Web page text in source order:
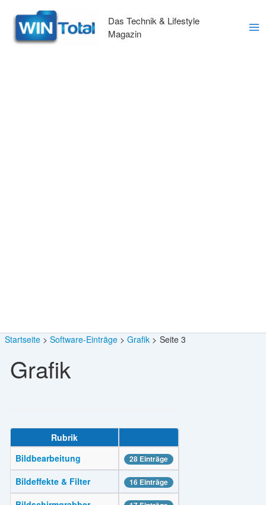
Inhalt
springen
Das Technik & Lifestyle
Magazin
Startseite Software-Einträge Grafik Seite 3
Grafik
Rubrik
Bildbearbeitung
28 Einträge
Bildeffekte & Filter 16 Einträge